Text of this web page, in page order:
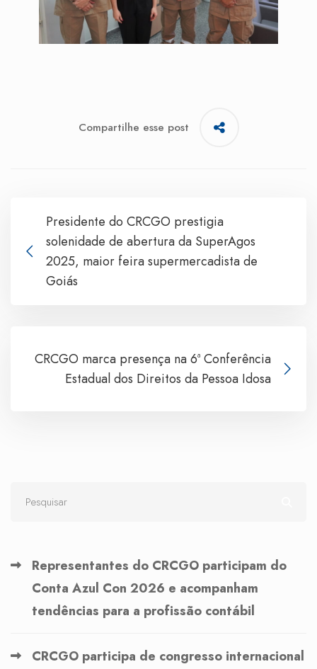
Compartilhe esse post
Presidente do CRCGO prestigia
solenidade de abertura da SuperAgos
2025, maior feira supermercadista de
Goiás
CRCGO marca presença na 6ª Conferência
Estadual dos Direitos da Pessoa Idosa
Representantes do CRCGO participam do
Conta Azul Con 2026 e acompanham
tendências para a profissão contábil
CRCGO participa de congresso internacional